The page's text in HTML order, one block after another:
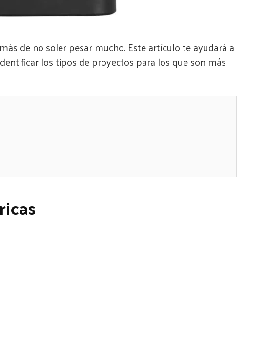
de no soler pesar mucho. Este artículo te ayudará a
los tipos de proyectos para los que son más